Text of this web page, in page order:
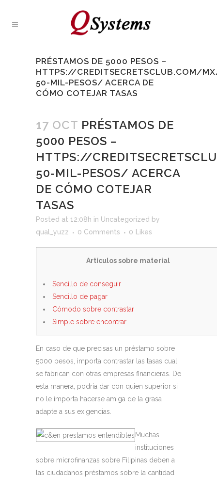
PRÉSTAMOS DE 5000 PESOS –
HTTPS://CREDITSECRETSCLUB.COM/
50-MIL-PESOS/ ACERCA DE
CÓMO COTEJAR TASAS
17 OCT PRÉSTAMOS DE
5000 PESOS –
HTTPS://
50-MIL-PESOS/ ACERCA
DE CÓMO COTEJAR
TASAS
Posted at 12:08h in Uncategorized by
qual_yuzz
0 Comments 0 Likes
Artículos sobre material
Sencillo de conseguir
Sencillo de pagar
Cómodo sobre contrastar
Simple sobre encontrar
En caso de que precisas un préstamo sobre
5000 pesos, importa contrastar las tasas cual
se fabrican con otras empresas financieras. De
esta manera, podría dar con quien superior si
no le importa hacerse amiga de la grasa
adapte a sus exigencias.
Muchas
instituciones
sobre microfinanzas sobre Filipinas deben a
las ciudadanos préstamos sobre la cantidad